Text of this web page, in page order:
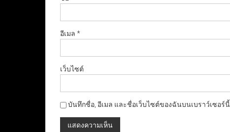
อีเมล *
เว็บไซต์
บันทึกชื่อ, อีเมล และชื่อเว็บไซต์ของฉันบนเบราว์เซอร์